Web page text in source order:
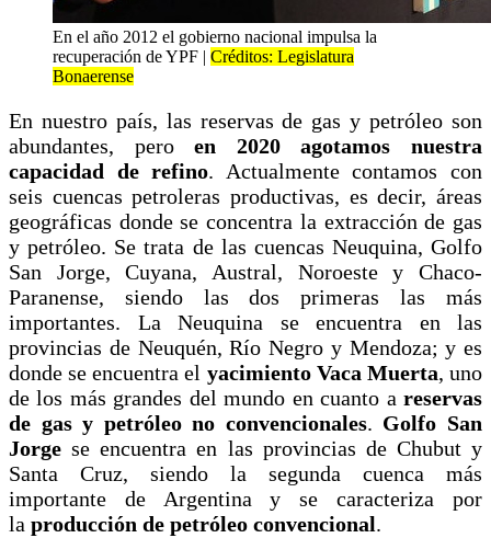
En el año 2012 el gobierno nacional impulsa la
recuperación de YPF | Créditos: Legislatura
Bonaerense
En nuestro país, las reservas de gas y petróleo son
abundantes, peroen 2020 agotamos nuestra
capacidad de refino. Actualmente contamos con
seis cuencas petroleras productivas, es decir, áreas
geográficas donde se concentra la extracción de gas
y petróleo. Se trata de las cuencas Neuquina, Golfo
San Jorge, Cuyana, Austral, Noroeste y Chaco-
Paranense, siendo las dos primeras las más
importantes. La Neuquina se encuentra en las
provincias de Neuquén, Río Negro y Mendoza; y es
donde se encuentra el yacimiento Vaca Muerta, uno
de los más grandes del mundo en cuanto a reservas
de gas y petróleo no convencionales. Golfo San
Jorge se encuentra en las provincias de Chubut y
Santa Cruz, siendo la segunda cuenca más
importante de Argentina y se caracteriza por
la producción de petróleo convencional.